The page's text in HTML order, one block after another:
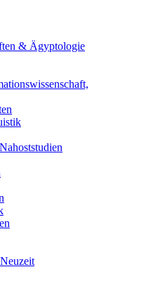
& Ägyptologie